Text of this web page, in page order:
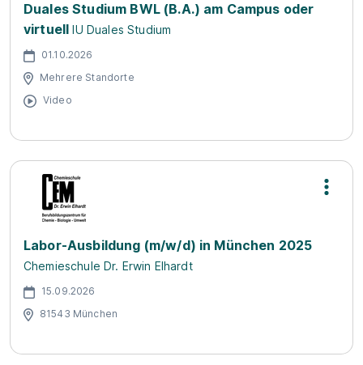
Duales Studium BWL (B.A.) am Campus oder
virtuell IU Duales Studium
01.10.2026
Mehrere Standorte
Video
Labor-Ausbildung (m/w/d) in München 2025
Chemieschule Dr. Erwin Elhardt
15.09.2026
81543 München